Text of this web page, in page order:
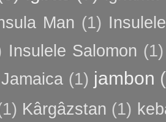
Man (1)
Insulele Salomon (1)
Jamaica (1) jambon
Kârgâzstan (1)